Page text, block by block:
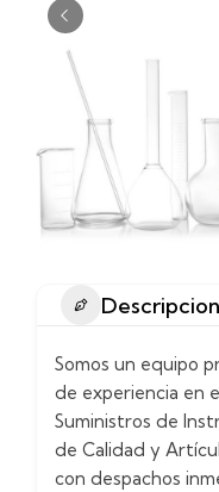
Descripcion
Somos un equipo
de experiencia en
Suministros de
de Calidad y
con despachos